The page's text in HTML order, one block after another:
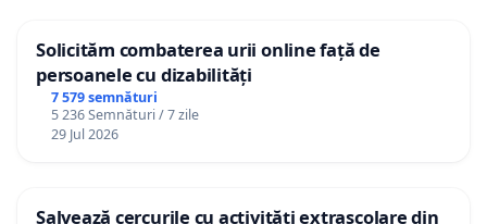
Solicităm combaterea urii online față de
persoanele cu dizabilități
7 579 semnături
5 236 Semnături / 7 zile
29 Jul 2026
Salvează cercurile cu activități extrașcolare din